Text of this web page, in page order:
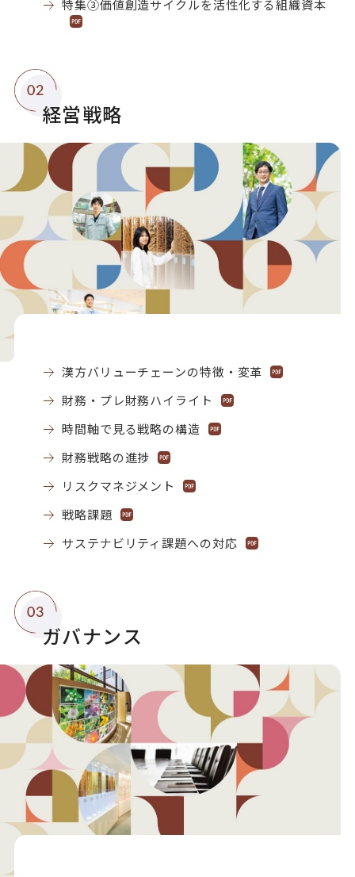
特集③価値創造サイクルを活性化する組織資本
経営戦略
漢方バリューチェーンの特徴・変革
財務・プレ財務ハイライト
時間軸で見る戦略の構造
財務戦略の進捗
リスクマネジメント
戦略課題
サステナビリティ課題への対応
ガバナンス